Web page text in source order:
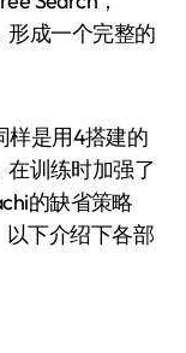
形成一个完整的
样是用4搭建的
训练时加强了
的缺省策略
以下介绍下各部